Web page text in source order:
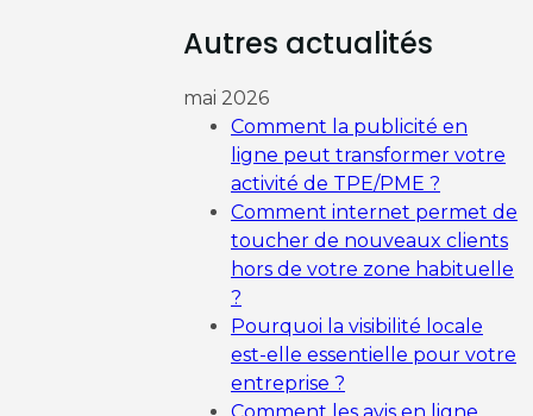
Autres actualités
mai 2026
Comment la publicité en
ligne peut transformer votre
activité de TPE/PME ?
Comment internet permet de
toucher de nouveaux clients
hors de votre zone habituelle
?
Pourquoi la visibilité locale
est-elle essentielle pour votre
entreprise ?
Comment les avis en ligne